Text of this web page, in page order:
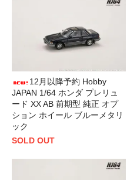
12月以降予約 Hobby
JAPAN 1/64 ホンダ プレリュ
ード XX AB 前期型 純正 オプ
ション ホイール ブルーメタリ
ック
SOLD OUT